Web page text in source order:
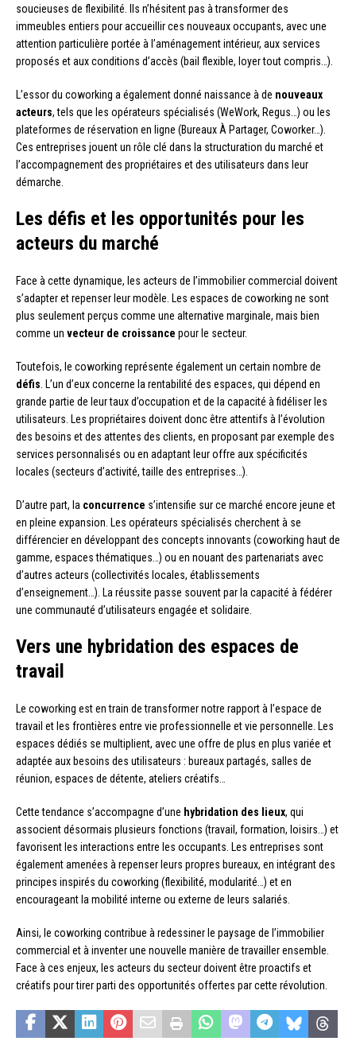
soucieuses de flexibilité. Ils n’hésitent pas à transformer des
immeubles entiers pour accueillir ces nouveaux occupants, avec une
attention particulière portée à l’aménagement intérieur, aux services
proposés et aux conditions d’accès (bail flexible, loyer tout compris…).
L’essor du coworking a également donné naissance à de nouveaux
acteurs, tels que les opérateurs spécialisés (WeWork, Regus…) ou les
plateformes de réservation en ligne (Bureaux À Partager, Coworker…).
Ces entreprises jouent un rôle clé dans la structuration du marché et
l’accompagnement des propriétaires et des utilisateurs dans leur
démarche.
Les défis et les opportunités pour les
acteurs du marché
Face à cette dynamique, les acteurs de l’immobilier commercial doivent
s’adapter et repenser leur modèle. Les espaces de coworking ne sont
plus seulement perçus comme une alternative marginale, mais bien
comme un vecteur de croissance pour le secteur.
Toutefois, le coworking représente également un certain nombre de
défis . L’un d’eux concerne la rentabilité des espaces, qui dépend en
grande partie de leur taux d’occupation et de la capacité à fidéliser les
utilisateurs. Les propriétaires doivent donc être attentifs à l’évolution
des besoins et des attentes des clients, en proposant par exemple des
services personnalisés ou en adaptant leur offre aux spécificités
locales (secteurs d’activité, taille des entreprises…).
D’autre part, la concurrence s’intensifie sur ce marché encore jeune et
en pleine expansion. Les opérateurs spécialisés cherchent à se
différencier en développant des concepts innovants (coworking haut de
gamme, espaces thématiques…) ou en nouant des partenariats avec
d’autres acteurs (collectivités locales, établissements
d’enseignement…). La réussite passe souvent par la capacité à fédérer
une communauté d’utilisateurs engagée et solidaire.
Vers une hybridation des espaces de
travail
Le coworking est en train de transformer notre rapport à l’espace de
travail et les frontières entre vie professionnelle et vie personnelle. Les
espaces dédiés se multiplient, avec une offre de plus en plus variée et
adaptée aux besoins des utilisateurs : bureaux partagés, salles de
réunion, espaces de détente, ateliers créatifs…
Cette tendance s’accompagne d’une hybridation des lieux, qui
associent désormais plusieurs fonctions (travail, formation, loisirs…) et
favorisent les interactions entre les occupants. Les entreprises sont
également amenées à repenser leurs propres bureaux, en intégrant des
principes inspirés du coworking (flexibilité, modularité…) et en
encourageant la mobilité interne ou externe de leurs salariés.
Ainsi, le coworking contribue à redessiner le paysage de l’immobilier
commercial et à inventer une nouvelle manière de travailler ensemble.
Face à ces enjeux, les acteurs du secteur doivent être proactifs et
créatifs pour tirer parti des opportunités offertes par cette révolution.